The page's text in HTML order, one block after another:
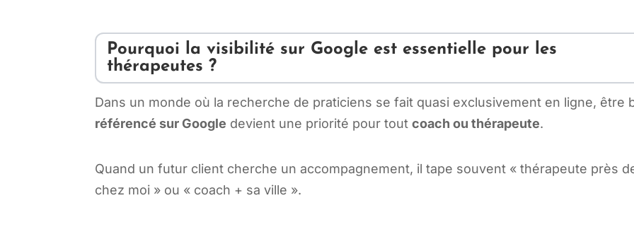
Pourquoi la visibilité sur Google est essentielle pour les
thérapeutes ?
Dans un monde où la recherche de praticiens se fait quasi exclusivement en ligne, être
référencé sur Google devient une priorité pour toutcoach ou thérapeute.
Quand un futur client cherche un accompagnement, il tape souvent « thérapeute près
chez moi » ou « coach + sa ville ».